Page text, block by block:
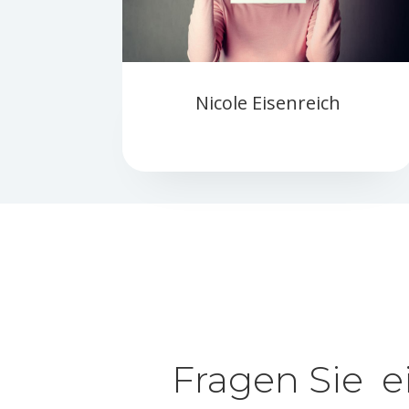
Nicole Eisenreich
Fragen Sie